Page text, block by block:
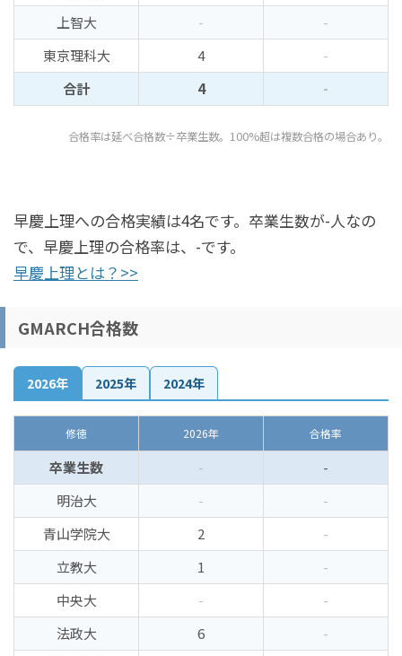
上智大
-
-
東京理科大
4
-
合計
4 -
合格率は延べ合格数÷卒業生数。100%超は複数合格の場合あり。
早慶上理への合格実績は4名です。卒業生数が-人なの
で、早慶上理の合格率は、-です。
早慶上理とは？>>
GMARCH合格数
2026年 2025年 2024年
修徳 2026年 合格率
卒業生数 -
-
明治大
-
-
青山学院大
2
-
立教大
1
-
中央大
-
-
法政大
6
-